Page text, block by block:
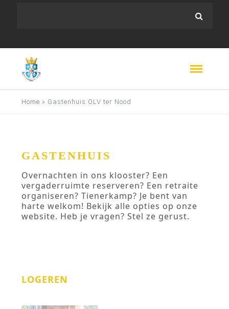
Home » Gastenhuis OLV ter Nood
GASTENHUIS
Overnachten in ons klooster? Een
vergaderruimte reserveren? Een retraite
organiseren? Tienerkamp? Je bent van
harte welkom! Bekijk alle opties op onze
website. Heb je vragen? Stel ze gerust.
LOGEREN